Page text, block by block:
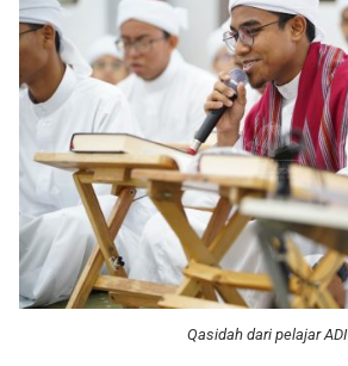
Qasidah dari pelajar ADI